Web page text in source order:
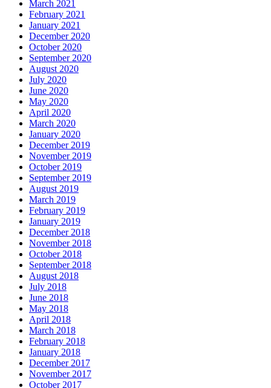
March 2021
February 2021
January 2021
December 2020
October 2020
September 2020
August 2020
July 2020
June 2020
May 2020
April 2020
March 2020
January 2020
December 2019
November 2019
October 2019
September 2019
August 2019
March 2019
February 2019
January 2019
December 2018
November 2018
October 2018
September 2018
August 2018
July 2018
June 2018
May 2018
April 2018
March 2018
February 2018
January 2018
December 2017
November 2017
October 2017